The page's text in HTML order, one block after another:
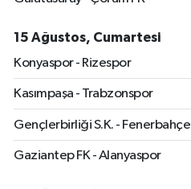
15 Ağustos, Cumartesi
Konyaspor - Rizespor
Kasımpaşa - Trabzonspor
Gençlerbirliği S.K. - Fenerbahçe
Gaziantep FK - Alanyaspor